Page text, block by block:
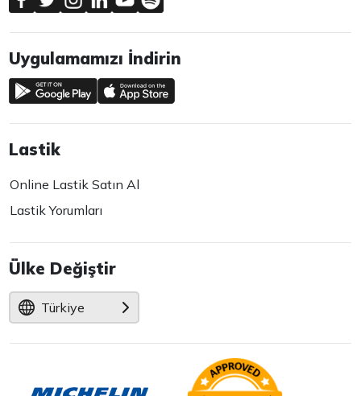
Uygulamamızı İndirin
Lastik
Online Lastik Satın Al
Lastik Yorumları
Ülke Değiştir
Türkiye